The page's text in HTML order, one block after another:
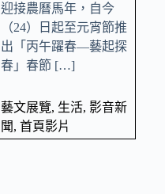
迎接農曆馬年，自今
（24）日起至元宵節推
出「丙午躍春—藝起探
春」春節 […]
藝文展覽, 生活, 影音新
聞, 首頁影片